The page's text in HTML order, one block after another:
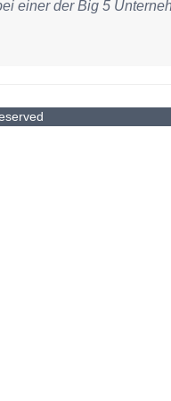
einer der Big 5